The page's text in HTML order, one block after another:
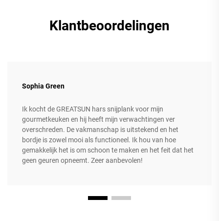
Klantbeoordelingen
Sophia Green
Ik kocht de GREATSUN hars snijplank voor mijn
gourmetkeuken en hij heeft mijn verwachtingen ver
overschreden. De vakmanschap is uitstekend en het
bordje is zowel mooi als functioneel. Ik hou van hoe
gemakkelijk het is om schoon te maken en het feit dat het
geen geuren opneemt. Zeer aanbevolen!